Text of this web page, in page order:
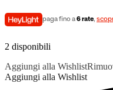
paga fino a6 rate,
2 disponibili
Aggiungi alla Wishlist
Aggiungi alla Wishlist